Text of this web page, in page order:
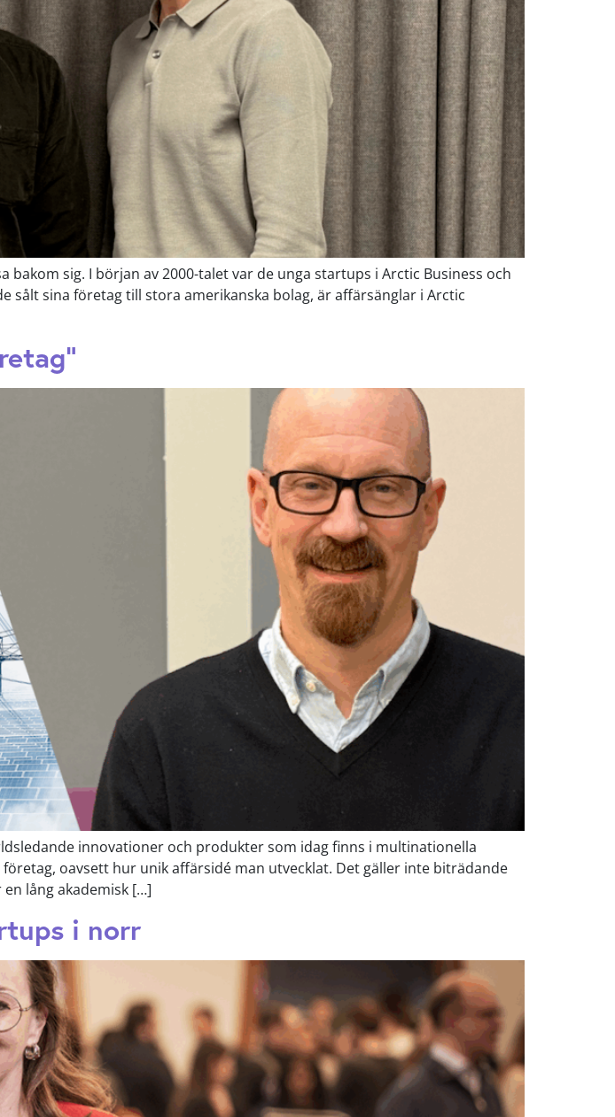
sig. I början av 2000-talet var de unga startups i Arctic Business och
sålt sina företag till stora amerikanska bolag, är affärsänglar i Arctic
innovationer och produkter som idag finns i multinationella
oavsett hur unik affärsidé man utvecklat. Det gäller inte biträdande
en lång akademisk […]
i norr